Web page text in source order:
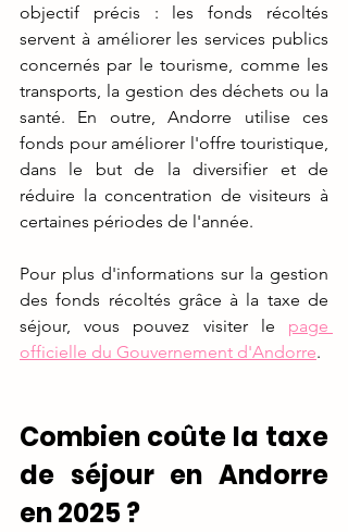
objectif précis : les fonds récoltés
servent à améliorer les services publics
concernés par le tourisme, comme les
transports, la gestion des déchets ou la
santé. En outre, Andorre utilise ces
fonds pour améliorer l'offre touristique,
dans le but de la diversifier et de
réduire la concentration de visiteurs à
certaines périodes de l'année.
Pour plus d'informations sur la gestion
des fonds récoltés grâce à la taxe de
séjour, vous pouvez visiter le
page
officielle du Gouvernement d'Andorre.
Combien coûte la taxe
de séjour en Andorre
en 2025 ?